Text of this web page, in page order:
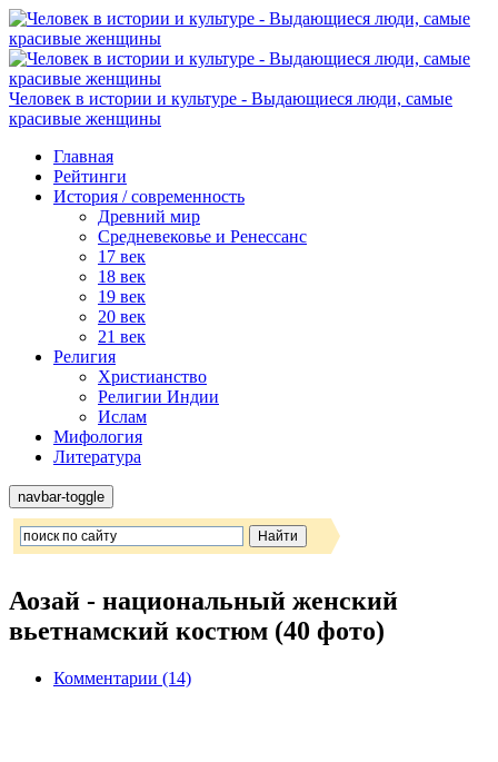
Человек в истории и культуре - Выдающиеся люди, самые
красивые женщины
Главная
Рейтинги
История / современность
Древний мир
Средневековье и Ренессанс
17 век
18 век
19 век
20 век
21 век
Религия
Христианство
Религии Индии
Ислам
Мифология
Литература
navbar-toggle
Аозай - национальный женский
вьетнамский костюм (40 фото)
Комментарии (14)